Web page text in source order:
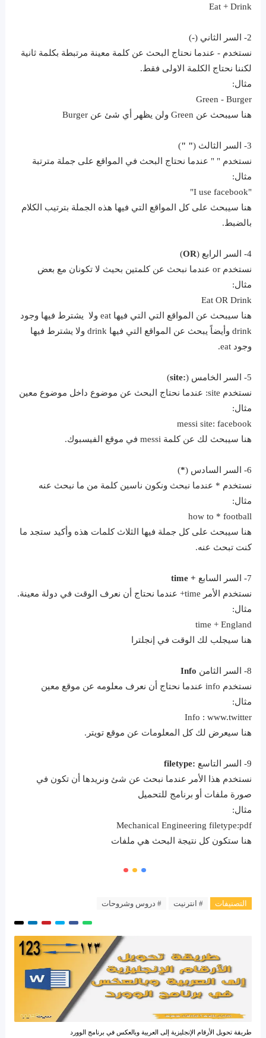
Eat + Drink
2- السر الثاني ( -
)
نستخدم - عندما نحتاج البحث عن كلمة معينة مرتبطة بكلمة ثانية
لكننا نحتاج الكلمة الاولى فقط.
مثال:
Green - Burger
هنا سيبحث عن Green ولن يظهر أي شئ عن Burger
3- السر الثالث ( " "
)
نستخدم " " عندما نحتاج البحث في المواقع على جملة مترتبة
مثال:
"I use facebook"
هنا سيبحث على كل المواقع التي فيها هذه الجملة بترتيب الكلام
بالضبط.
4- السر الرابع ( OR
)
نستخدم or عندما نبحث عن كلمتين بحيث لا تكونان مع بعض
مثال:
Eat OR Drink
هنا سيبحث عن المواقع التي التي فيها eat ولا يشترط فيها وجود
drink وأيضاً يبحث عن المواقع التي فيها drink ولا يشترط فيها
وجود eat.
5- السر الخامس ( :site
)
نستخدم site: عندما نحتاج البحث عن موضوع داخل موضوع معين
مثال:
messi site: facebook
هنا سيبحث لك عن كلمة messi في موقع الفيسبوك.
6- السر السادس ( *
)
نستخدم * عندما نبحث ونكون ناسين كلمة من ما نبحث عنه
مثال:
how to * football
هنا سيبحث على كل جملة فيها الثلاث كلمات هذه وأكيد ستجد ما
كنت تبحث عنه.
7- السر السابع
+ time
نستخدم الأمر time+ عندما نحتاج أن نعرف الوقت في دولة معينة.
مثال:
time + England
هنا سيجلب لك الوقت في إنجلترا
8- السر الثامن
Info
نستخدم info عندما نحتاج أن نعرف معلومه عن موقع معين
مثال:
Info : www.twitter
هنا سيعرض لك كل المعلومات عن موقع تويتر.
9- السر التاسع
:filetype
نستخدم هذا الأمر عندما نبحث عن شئ ونريدها أن تكون في
صورة ملفات أو برنامج للتحميل
مثال:
Mechanical Engineering filetype:pdf
هنا ستكون كل نتيجة البحث هي ملفات
التصنيفات # انترنيت # دروس وشروحات
طريقة تحويل الأرقام الإنجليزية إلى العربية وبالعكس في برنامج الوورد